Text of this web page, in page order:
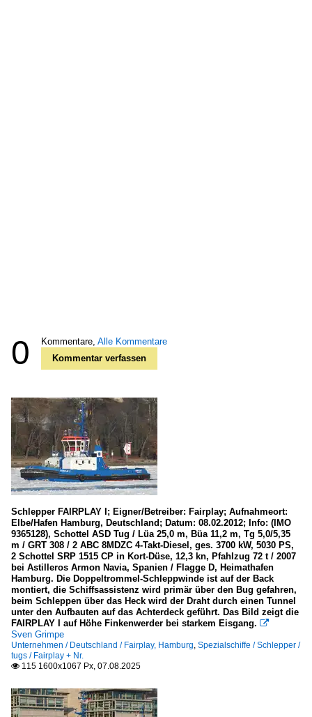
0 Kommentare, Alle Kommentare
Kommentar verfassen
Schlepper FAIRPLAY I; Eigner/Betreiber: Fairplay; Aufnahmeort:
Elbe/Hafen Hamburg, Deutschland; Datum: 08.02.2012; Info: (IMO
9365128), Schottel ASD Tug / Lüa 25,0 m, Büa 11,2 m, Tg 5,0/5,35
m / GRT 308 / 2 ABC 8MDZC 4-Takt-Diesel, ges. 3700 kW, 5030 PS,
2 Schottel SRP 1515 CP in Kort-Düse, 12,3 kn, Pfahlzug 72 t / 2007
bei Astilleros Armon Navia, Spanien / Flagge D, Heimathafen
Hamburg. Die Doppeltrommel-Schleppwinde ist auf der Back
montiert, die Schiffsassistenz wird primär über den Bug gefahren,
beim Schleppen über das Heck wird der Draht durch einen Tunnel
unter den Aufbauten auf das Achterdeck geführt. Das Bild zeigt die
FAIRPLAY I auf Höhe Finkenwerder bei starkem Eisgang. 
Sven Grimpe
Unternehmen / Deutschland / Fairplay, Hamburg, Spezialschiffe / Schlepper /
tugs / Fairplay + Nr.
 115 1600x1067 Px, 07.08.2025